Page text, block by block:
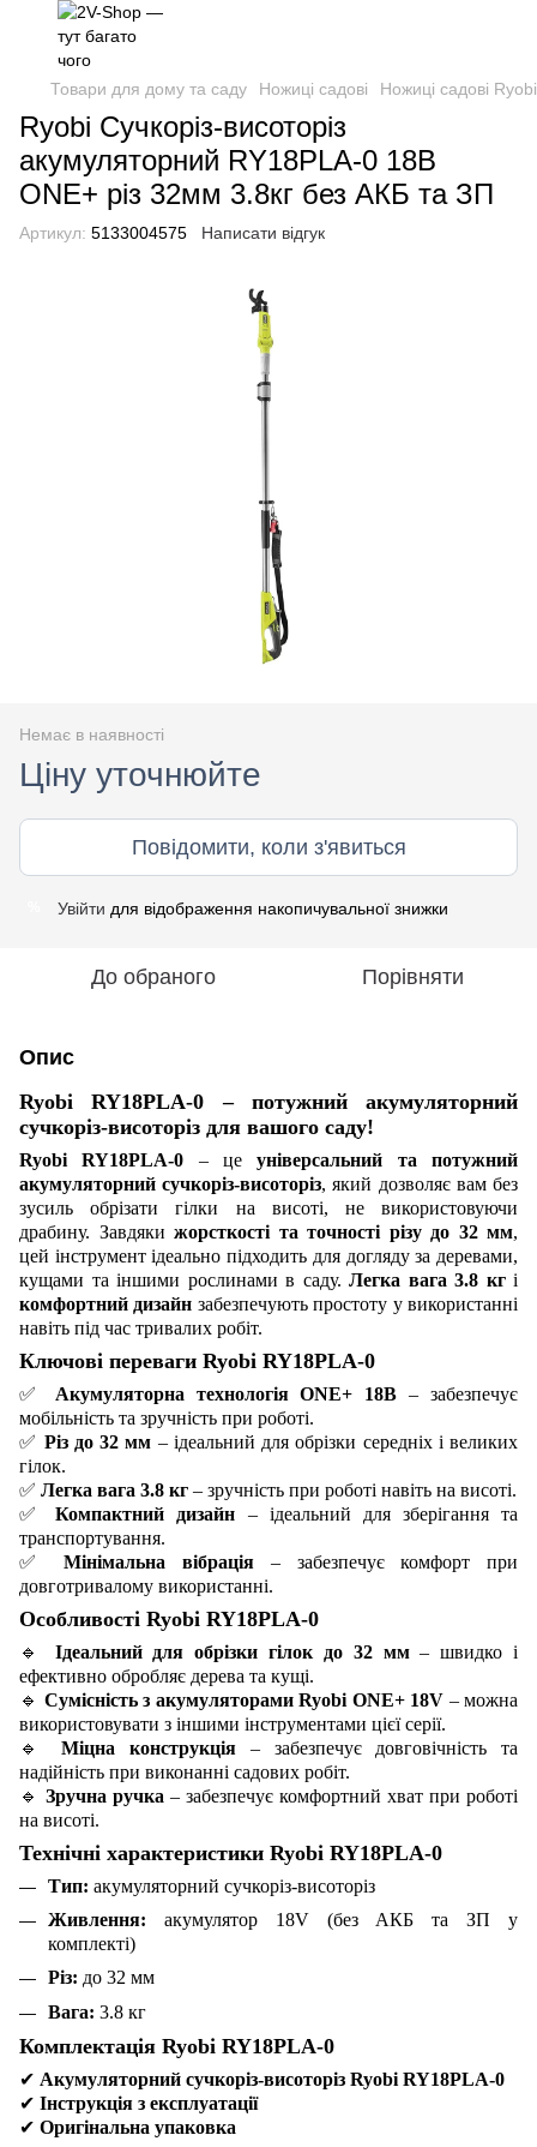
Товари для дому та саду Ножиці садові Ножиці садові Ryobi
Ryobi Сучкоріз-висоторіз
акумуляторний RY18PLA-0 18В
ONE+ різ 32мм 3.8кг без АКБ та ЗП
Артикул: 5133004575 Написати відгук
Немає в наявності
Ціну уточнюйте
Повідомити, коли з'явиться
Увійти для відображення накопичувальної знижки
До обраного Порівняти
Опис
Ryobi RY18PLA-0 – потужний акумуляторний
сучкоріз-висоторіз для вашого саду!
Ryobi RY18PLA-0 – цеуніверсальний та потужний
акумуляторний сучкоріз-висоторіз, який дозволяє вам без
зусиль обрізати гілки на висоті, не використовуючи
драбину. Завдяки жорсткості та точності різу до 32 мм,
цей інструмент ідеально підходить для догляду за деревами,
кущами та іншими рослинами в саду. Легка вага 3.8 кгі
комфортний дизайн забезпечують простоту у використанні
навіть під час тривалих робіт.
Ключові переваги Ryobi RY18PLA-0
✅ Акумуляторна технологія ONE+ 18В – забезпечує
мобільність та зручність при роботі.
✅ Різ до 32 мм – ідеальний для обрізки середніх і великих
гілок.
✅ Легка вага 3.8 кг – зручність при роботі навіть на висоті.
✅
Компактний дизайн – ідеальний для зберігання та
транспортування.
✅
Мінімальна вібрація – забезпечує комфорт при
довготривалому використанні.
Особливості Ryobi RY18PLA-0
🔹 Ідеальний для обрізки гілок до 32 мм– швидко і
ефективно обробляє дерева та кущі.
🔹 Сумісність з акумуляторами Ryobi ONE+ 18V – можна
використовувати з іншими інструментами цієї серії.
🔹
Міцна конструкція – забезпечує довговічність та
надійність при виконанні садових робіт.
🔹 Зручна ручка – забезпечує комфортний хват при роботі
на висоті.
Технічні характеристики Ryobi RY18PLA-0
Тип: акумуляторний сучкоріз-висоторіз
Живлення: акумулятор 18V (без АКБ та ЗП у
комплекті)
Різ: до 32 мм
Вага: 3.8 кг
Комплектація Ryobi RY18PLA-0
✔ Акумуляторний сучкоріз-висоторіз Ryobi RY18PLA-0
✔ Інструкція з експлуатації
✔ Оригінальна упаковка